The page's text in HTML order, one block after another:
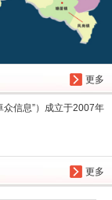
更多
众信息”）成立于2007年
更多